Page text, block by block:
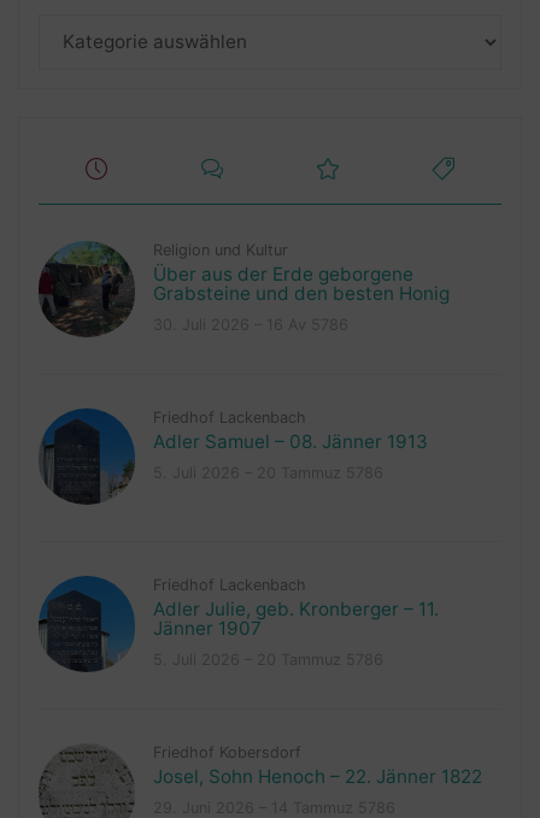
Religion und Kultur
Über aus der Erde geborgene
Grabsteine und den besten Honig
Friedhof Lackenbach
Adler Samuel – 08. Jänner 1913
Friedhof Lackenbach
Adler Julie, geb. Kronberger – 11.
Jänner 1907
Friedhof Kobersdorf
Josel, Sohn Henoch – 22. Jänner 1822